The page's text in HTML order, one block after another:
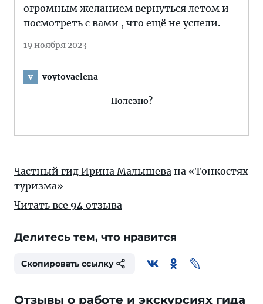
огромным желанием вернуться летом и
посмотреть с вами , что ещё не успели.
19 ноября 2023
v voytovaelena
Полезно?
Частный гид Ирина Малышева на «Тонкостях
туризма»
Читать все 94 отзыва
Делитесь тем, что нравится
Скопировать ссылку
Отзывы о работе и экскурсиях гида